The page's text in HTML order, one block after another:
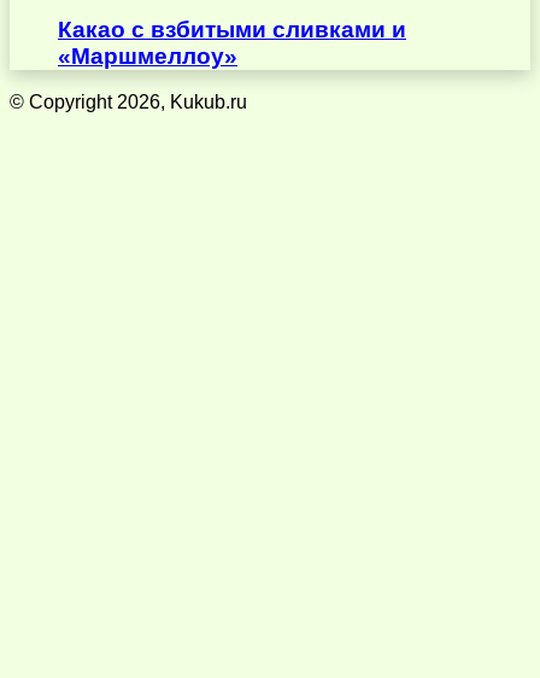
Какао с взбитыми сливками и
«Маршмеллоу»
© Copyright 2026, Kukub.ru